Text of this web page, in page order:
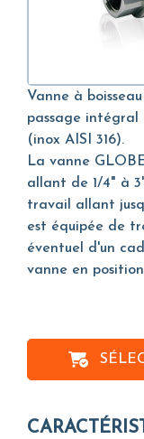
Vanne à
passage intégral
(inox AISI 316).
La vanne
allant de 1/4" à
travail allant
est équipée de
éventuel d'un
vanne en